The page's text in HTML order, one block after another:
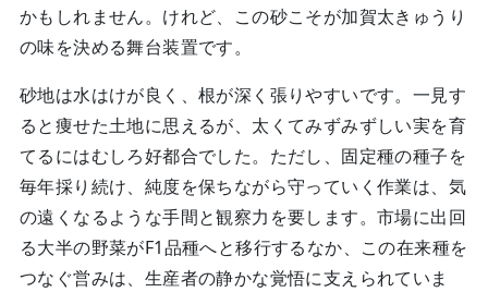
かもしれません。けれど、この砂こそが加賀太きゅうり
の味を決める舞台装置です。
砂地は水はけが良く、根が深く張りやすいです。一見す
ると痩せた土地に思えるが、太くてみずみずしい実を育
てるにはむしろ好都合でした。ただし、固定種の種子を
毎年採り続け、純度を保ちながら守っていく作業は、気
の遠くなるような手間と観察力を要します。市場に出回
る大半の野菜がF1品種へと移行するなか、この在来種を
つなぐ営みは、生産者の静かな覚悟に支えられていま